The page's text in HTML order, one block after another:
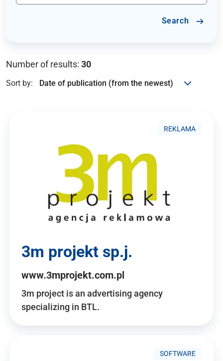
Search
Number of results: 30
Sort by:
REKLAMA
3m projekt sp.j.
www.3mprojekt.com.pl
3m project is an advertising agency
specializing in BTL.
SOFTWARE